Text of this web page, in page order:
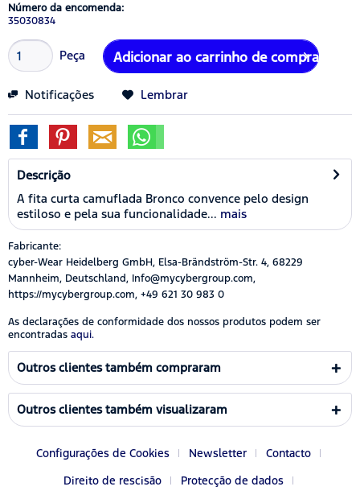
Número da encomenda:
35030834
Peça Adicionar ao carrinho de compras
Notificações Lembrar
Descrição
A fita curta camuflada Bronco convence pelo design
estiloso e pela sua funcionalidade... mais
Fabricante:
cyber-Wear Heidelberg GmbH, Elsa-Brändström-Str. 4, 68229
Mannheim, Deutschland, Info@mycybergroup.com,
https://mycybergroup.com, +49 621 30 983 0
As declarações de conformidade dos nossos produtos podem ser
encontradas aqui.
Outros clientes também compraram
Outros clientes também visualizaram
Configurações de Cookies Newsletter
Contacto
Direito de rescisão
Protecção de dados